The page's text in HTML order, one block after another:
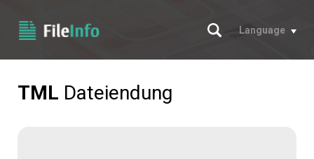
Suche
Language
TML Dateiendung